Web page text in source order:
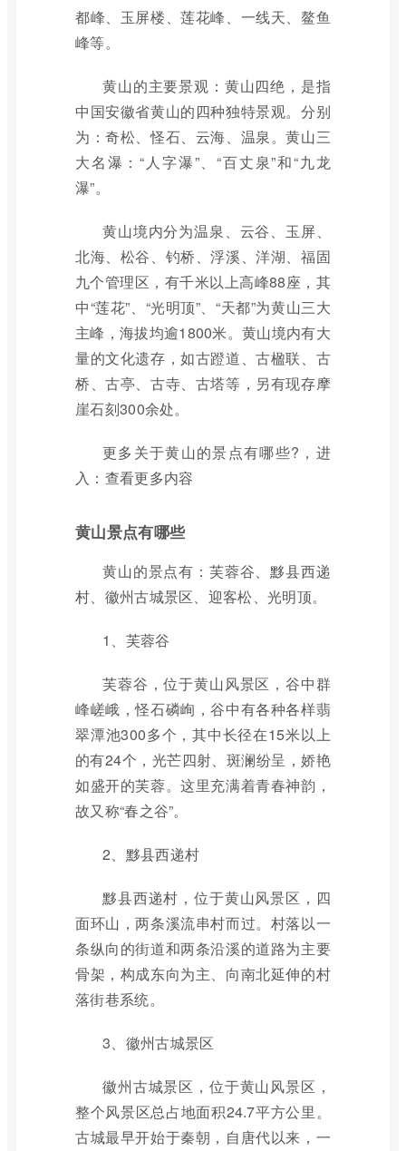
都峰、玉屏楼、莲花峰、一线天、鳌鱼
峰等。
黄山的主要景观：黄山四绝，是指
中国安徽省黄山的四种独特景观。分别
为：奇松、怪石、云海、温泉。黄山三
大名瀑：“人字瀑”、“百丈泉”和“九龙
瀑”。
黄山境内分为温泉、云谷、玉屏、
北海、松谷、钓桥、浮溪、洋湖、福固
九个管理区，有千米以上高峰88座，其
中“莲花”、“光明顶”、“天都”为黄山三大
主峰，海拔均逾1800米。黄山境内有大
量的文化遗存，如古蹬道、古楹联、古
桥、古亭、古寺、古塔等，另有现存摩
崖石刻300余处。
更多关于黄山的景点有哪些?，进
入：查看更多内容
黄山景点有哪些
黄山的景点有：芙蓉谷、黟县西递
村、徽州古城景区、迎客松、光明顶。
1、芙蓉谷
芙蓉谷，位于黄山风景区，谷中群
峰嵯峨，怪石磷峋，谷中有各种各样翡
翠潭池300多个，其中长径在15米以上
的有24个，光芒四射、斑澜纷呈，娇艳
如盛开的芙蓉。这里充满着青春神韵，
故又称“春之谷”。
2、黟县西递村
黟县西递村，位于黄山风景区，四
面环山，两条溪流串村而过。村落以一
条纵向的街道和两条沿溪的道路为主要
骨架，构成东向为主、向南北延伸的村
落街巷系统。
3、徽州古城景区
徽州古城景区，位于黄山风景区，
整个风景区总占地面积24.7平方公里。
古城最早开始于秦朝，自唐代以来，一